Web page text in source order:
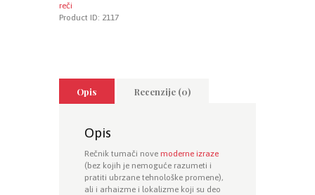
količina
reči
Product ID: 2117
Opis Recenzije (0)
Opis
Rečnik tumači nove moderne izraze
(bez kojih je nemoguće razumeti i
pratiti ubrzane tehnološke promene),
ali i arhaizme i lokalizme koji su deo